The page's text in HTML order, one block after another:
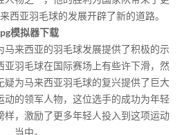
西亚羽毛球的发展开辟了新的道路。
pg模拟器下载
马来西亚的羽毛球发展提供了积极的示
亚羽毛球在国际赛场上有些许下滑，然
疑为马来西亚羽毛球的复兴提供了巨大
动的领军人物，这位选手的成功为年轻
样，激励了更多年轻人投入到这项运动
当中。